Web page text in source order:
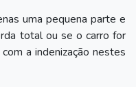
uma pequena parte e
total ou se o carro for
a indenização nestes